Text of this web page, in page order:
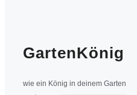
GartenKönig
wie ein König in deinem Garten